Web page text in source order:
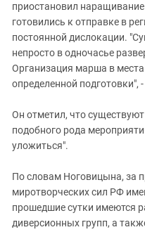
приостановил
готовились к отправке в
постоянной дислокации.
непросто в одночасье
Организация марша в
определенной подготовки",
Он отметил, что
подобного рода
уложиться".
По словам Ноговицына, за
миротворческих сил РФ
прошедшие сутки имеются
диверсионных групп, а